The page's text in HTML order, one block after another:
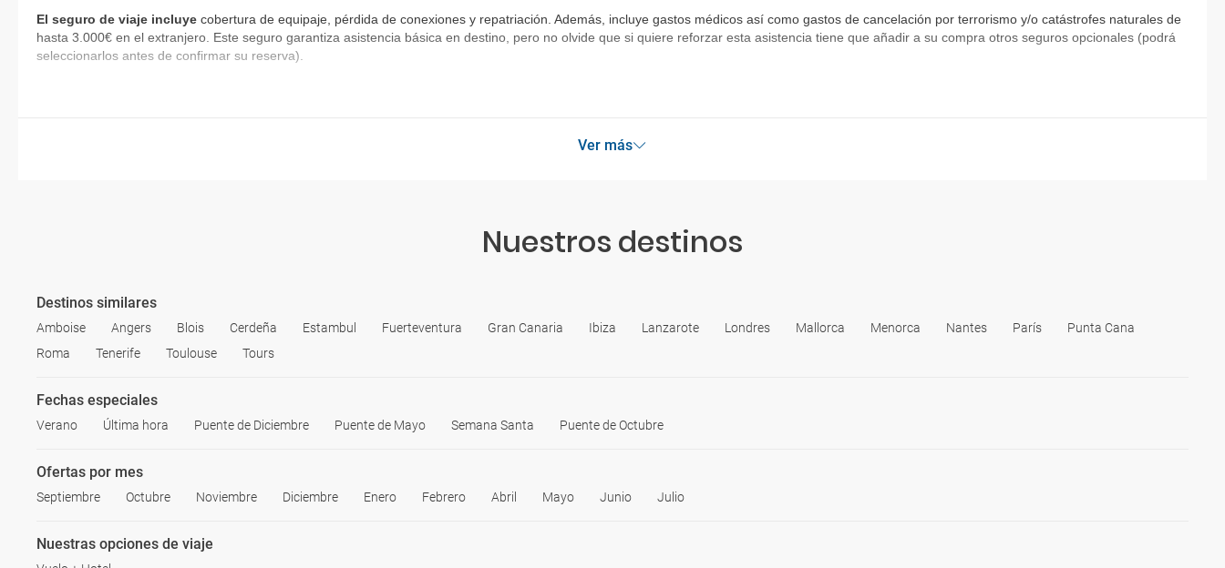
El seguro de viaje incluye cobertura de equipaje, pérdida de conexiones y repatriación. Además, incluye gastos médicos así como gastos de cancelación por terrorismo y/o catástrofes naturales de
hasta 3.000€ en el extranjero. Este seguro garantiza asistencia básica en destino, pero no olvide que si quiere reforzar esta asistencia tiene que añadir a su compra otros seguros opcionales (podrá
seleccionarlos antes de confirmar su reserva).
Ver más
Nuestros destinos
Destinos similares
Amboise Angers Blois Cerdeña Estambul Fuerteventura Gran Canaria Ibiza Lanzarote Londres Mallorca Menorca Nantes París
Punta Cana
Roma
Tenerife Toulouse Tours
Fechas especiales
Verano Última hora Puente de Diciembre Puente de Mayo Semana Santa Puente de Octubre
Ofertas por mes
Septiembre Octubre Noviembre Diciembre Enero Febrero Abril Mayo Junio Julio
Nuestras opciones de viaje